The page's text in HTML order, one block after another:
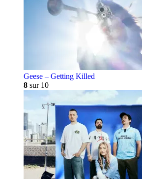
Geese – Getting Killed
8 sur 10